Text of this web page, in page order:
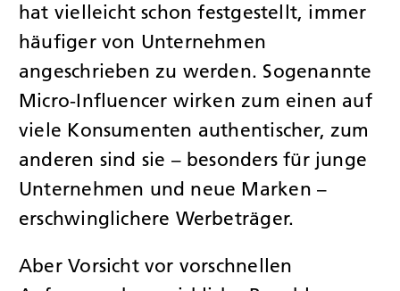
hat vielleicht schon festgestellt, immer
häufiger von Unternehmen
angeschrieben zu werden. Sogenannte
Micro-Influencer wirken zum einen auf
viele Konsumenten authentischer, zum
anderen sind sie – besonders für junge
Unternehmen und neue Marken –
erschwinglichere Werbeträger.
Aber Vorsicht vor vorschnellen